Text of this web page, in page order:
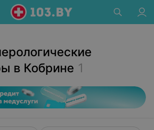
в Кобрине 1